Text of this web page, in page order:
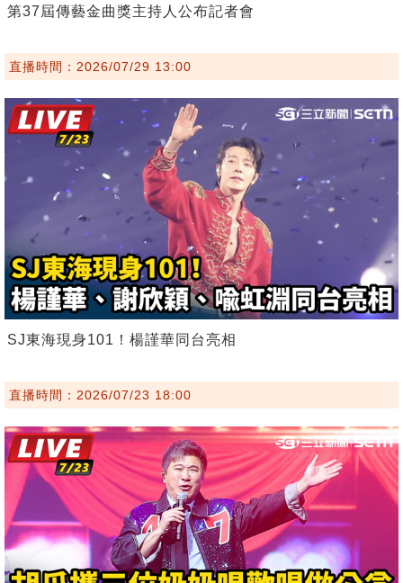
第37屆傳藝金曲獎主持人公布記者會
直播時間：2026/07/29 13:00
SJ東海現身101！楊謹華同台亮相
直播時間：2026/07/23 18:00